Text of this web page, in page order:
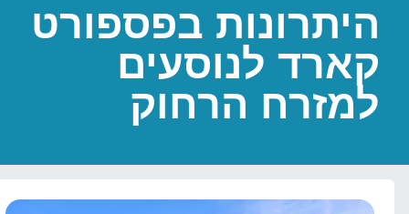
היתרונות בפספורט
קארד לנוסעים
למזרח הרחוק